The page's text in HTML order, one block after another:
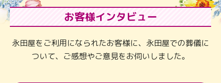
お客様インタビュー
永田屋をご利用になられたお客様に、永田屋での葬儀に
ついて、ご感想やご意見をお伺いしました。